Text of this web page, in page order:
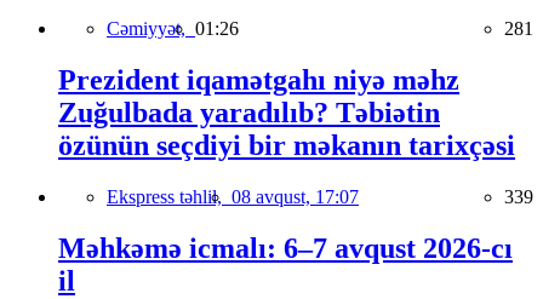
Cəmiyyət, 01:26 281
Prezident iqamətgahı niyə məhz
Zuğulbada yaradılıb? Təbiətin
özünün seçdiyi bir məkanın tarixçəsi
Ekspress təhlil, 08 avqust, 17:07 339
Məhkəmə icmalı: 6–7 avqust 2026-cı
il